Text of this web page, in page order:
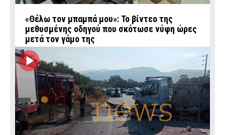
«Θέλω τον μπαμπά μου»: Το βίντεο της
μεθυσμένης οδηγού που σκότωσε νύφη ώρες
μετά τον γάμο της